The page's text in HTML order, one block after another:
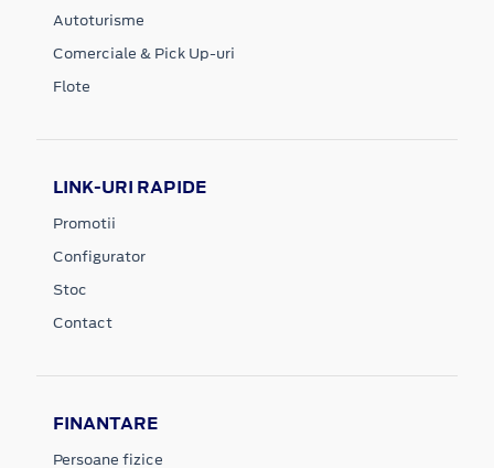
Autoturisme
Comerciale & Pick Up-uri
Flote
LINK-URI RAPIDE
Promotii
Configurator
Stoc
Contact
FINANTARE
Persoane fizice